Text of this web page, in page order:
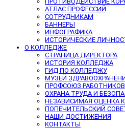
АТЛАС ПРОФЕССИЙ
СОТРУДНИКАМ
БАННЕРЫ
ИНФОГРАФИКА
ИСТОРИЧЕСКИЕ
О КОЛЛЕДЖЕ
СТРАНИЦА ДИРЕКТОРА
ИСТОРИЯ КОЛЛЕДЖА
ГИД ПО КОЛЛЕДЖУ
МУЗЕЙ
ПРОФСОЮЗ
ОХРАНА ТРУДА И
НЕЗАВИСИМАЯ ОЦЕНКА
ПОПЕЧИТЕЛЬСКИЙ
НАШИ ДОСТИЖЕНИЯ
КОНТАКТЫ